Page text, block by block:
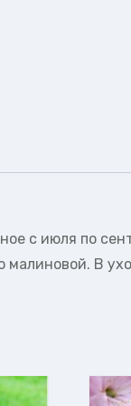
с июля по
малиновой. В